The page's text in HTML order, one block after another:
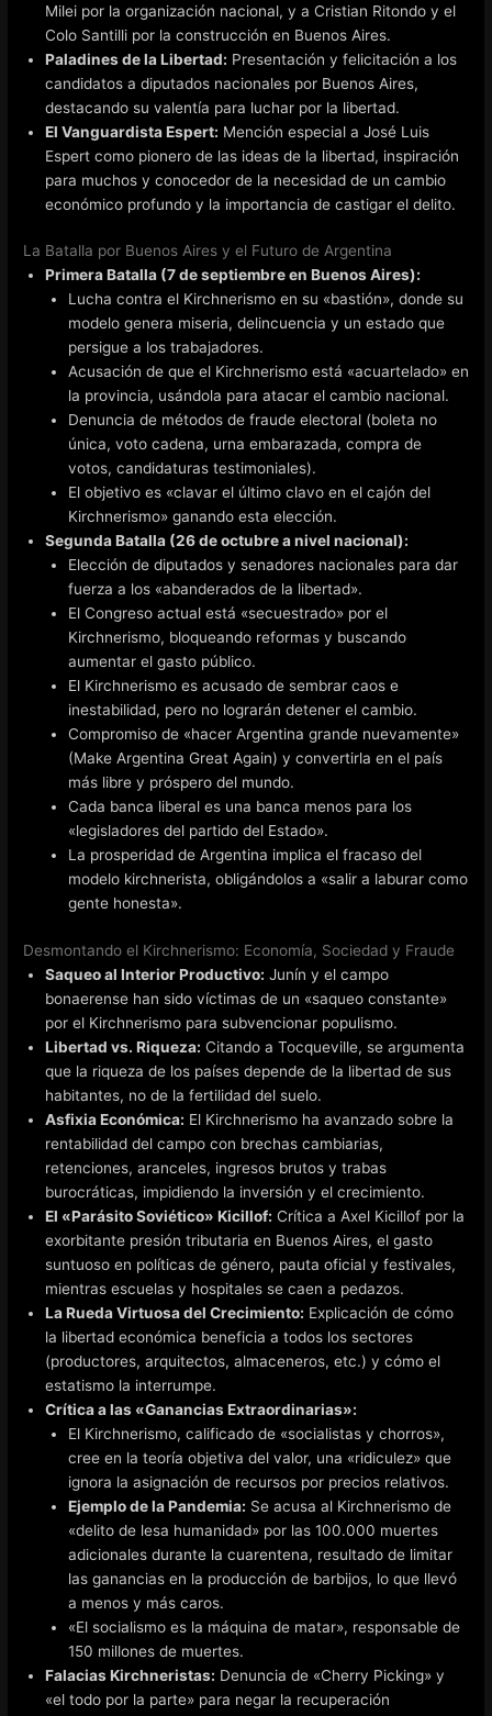
Milei por la organización nacional, y a Cristian Ritondo y el
Colo Santilli por la construcción en Buenos Aires.
Paladines de la Libertad: Presentación y felicitación a los
candidatos a diputados nacionales por Buenos Aires,
destacando su valentía para luchar por la libertad.
El Vanguardista Espert: Mención especial a José Luis
Espert como pionero de las ideas de la libertad, inspiración
para muchos y conocedor de la necesidad de un cambio
económico profundo y la importancia de castigar el delito.
La Batalla por Buenos Aires y el Futuro de Argentina
Primera Batalla (7 de septiembre en Buenos Aires):
Lucha contra el Kirchnerismo en su «bastión», donde su
modelo genera miseria, delincuencia y un estado que
persigue a los trabajadores.
Acusación de que el Kirchnerismo está «acuartelado» en
la provincia, usándola para atacar el cambio nacional.
Denuncia de métodos de fraude electoral (boleta no
única, voto cadena, urna embarazada, compra de
votos, candidaturas testimoniales).
El objetivo es «clavar el último clavo en el cajón del
Kirchnerismo» ganando esta elección.
Segunda Batalla (26 de octubre a nivel nacional):
Elección de diputados y senadores nacionales para dar
fuerza a los «abanderados de la libertad».
El Congreso actual está «secuestrado» por el
Kirchnerismo, bloqueando reformas y buscando
aumentar el gasto público.
El Kirchnerismo es acusado de sembrar caos e
inestabilidad, pero no lograrán detener el cambio.
Compromiso de «hacer Argentina grande nuevamente»
(Make Argentina Great Again) y convertirla en el país
más libre y próspero del mundo.
Cada banca liberal es una banca menos para los
«legisladores del partido del Estado».
La prosperidad de Argentina implica el fracaso del
modelo kirchnerista, obligándolos a «salir a laburar como
gente honesta».
Desmontando el Kirchnerismo: Economía, Sociedad y Fraude
Saqueo al Interior Productivo: Junín y el campo
bonaerense han sido víctimas de un «saqueo constante»
por el Kirchnerismo para subvencionar populismo.
Libertad vs. Riqueza: Citando a Tocqueville, se argumenta
que la riqueza de los países depende de la libertad de sus
habitantes, no de la fertilidad del suelo.
Asfixia Económica: El Kirchnerismo ha avanzado sobre la
rentabilidad del campo con brechas cambiarias,
retenciones, aranceles, ingresos brutos y trabas
burocráticas, impidiendo la inversión y el crecimiento.
El «Parásito Soviético» Kicillof: Crítica a Axel Kicillof por la
exorbitante presión tributaria en Buenos Aires, el gasto
suntuoso en políticas de género, pauta oficial y festivales,
mientras escuelas y hospitales se caen a pedazos.
La Rueda Virtuosa del Crecimiento: Explicación de cómo
la libertad económica beneficia a todos los sectores
(productores, arquitectos, almaceneros, etc.) y cómo el
estatismo la interrumpe.
Crítica a las «Ganancias Extraordinarias»:
El Kirchnerismo, calificado de «socialistas y chorros»,
cree en la teoría objetiva del valor, una «ridiculez» que
ignora la asignación de recursos por precios relativos.
Ejemplo de la Pandemia: Se acusa al Kirchnerismo de
«delito de lesa humanidad» por las 100.000 muertes
adicionales durante la cuarentena, resultado de limitar
las ganancias en la producción de barbijos, lo que llevó
a menos y más caros.
«El socialismo es la máquina de matar», responsable de
150 millones de muertes.
Falacias Kirchneristas: Denuncia de «Cherry Picking» y
«el todo por la parte» para negar la recuperación